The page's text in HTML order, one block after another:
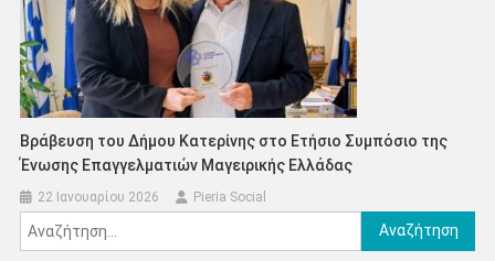
Bράβευση του Δήμου Κατερίνης στο Ετήσιο Συμπόσιο της
Ένωσης Επαγγελματιών Μαγειρικής Ελλάδας
22 Ιανουαρίου 2026 Pieria Social
Αναζήτηση
για: